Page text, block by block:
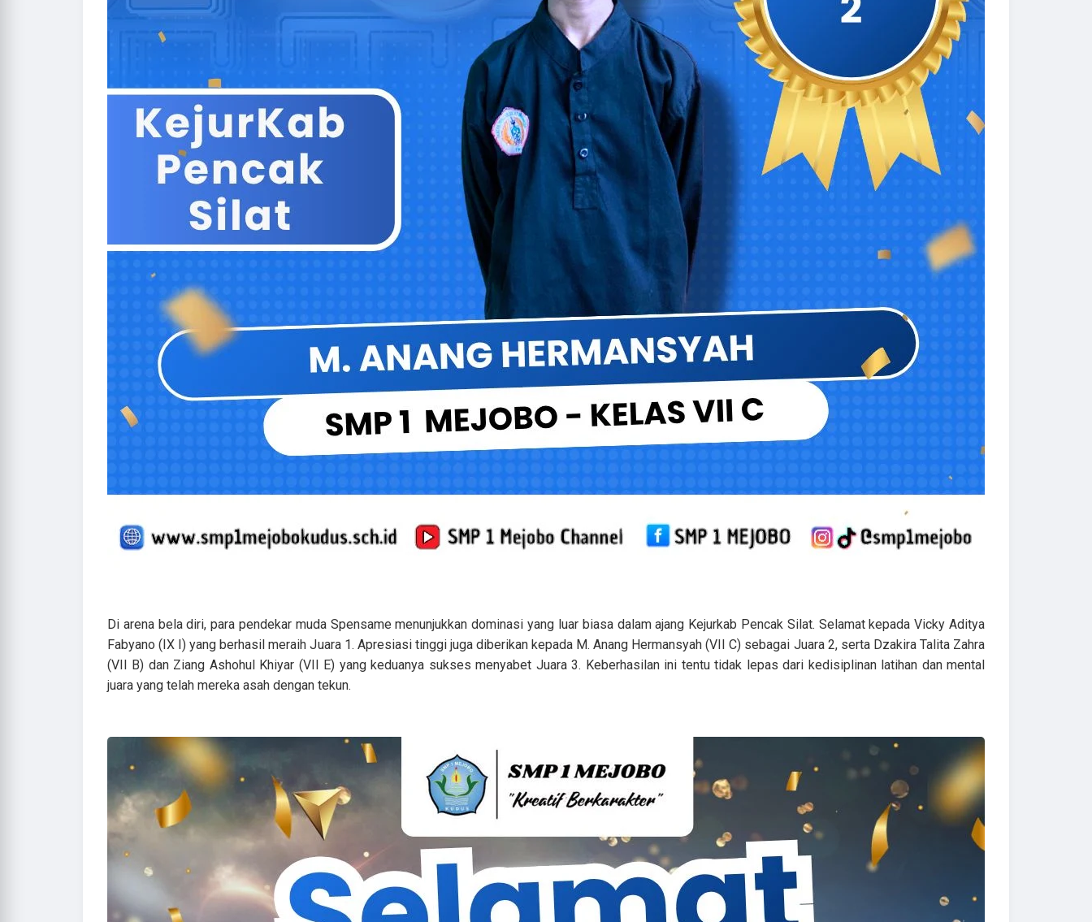
Di arena bela diri, para pendekar muda Spensame menunjukkan dominasi yang luar biasa dalam ajang Kejurkab Pencak Silat. Selamat kepada Vicky Aditya
Fabyano (IX I) yang berhasil meraih Juara 1. Apresiasi tinggi juga diberikan kepada M. Anang Hermansyah (VII C) sebagai Juara 2, serta Dzakira Talita Zahra
(VII B) dan Ziang Ashohul Khiyar (VII E) yang keduanya sukses menyabet Juara 3. Keberhasilan ini tentu tidak lepas dari kedisiplinan latihan dan mental
juara yang telah mereka asah dengan tekun.